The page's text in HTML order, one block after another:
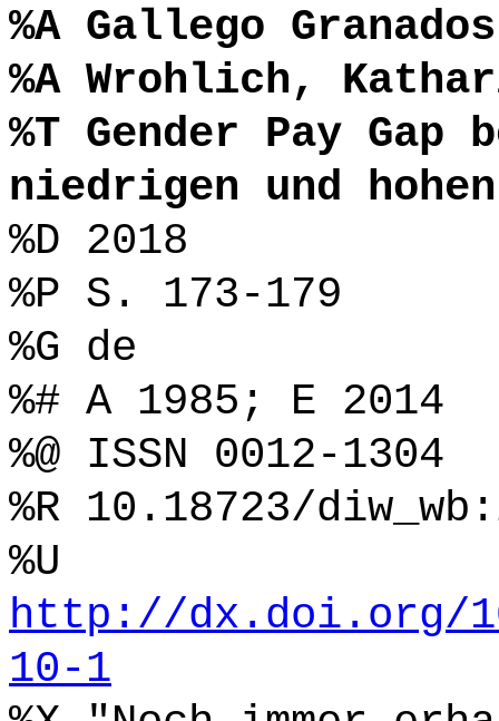
%A Gallego
%A Wrohlich,
%T Gender Pay
niedrigen und
%D 2018
%P S. 173-179
%G de
%# A 1985; E 2014
%@ ISSN 0012-1304
%R 10.18723/
%U
http://dx.doi.org/
10-1